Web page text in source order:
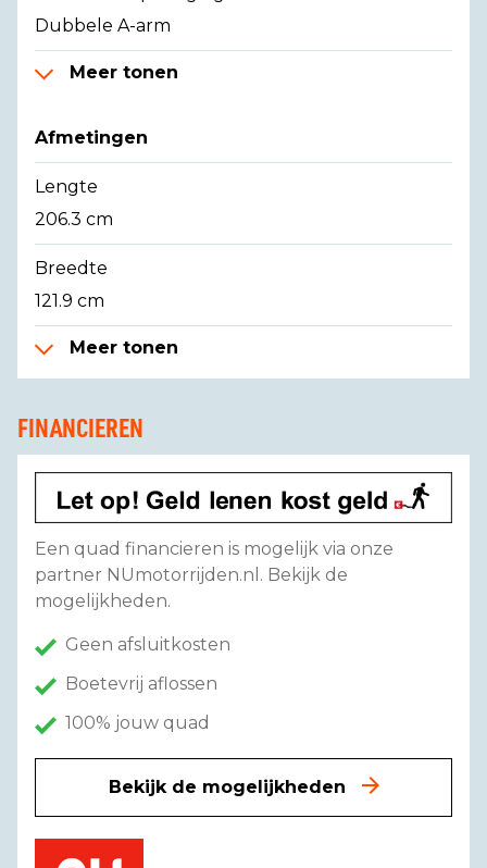
Dubbele A-arm
Meer tonen
Afmetingen
Lengte
206.3 cm
Breedte
121.9 cm
Meer tonen
FINANCIEREN
Een quad financieren is mogelijk via onze
partner NUmotorrijden.nl. Bekijk de
mogelijkheden.
Geen afsluitkosten
Boetevrij aflossen
100% jouw quad
Bekijk de mogelijkheden